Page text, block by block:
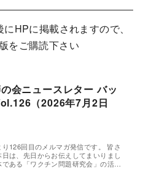
HPに掲載されますので、
をご購読下さい
会ニュースレター バッ
（2026年7月2日
126回目のメルマガ発信です。 皆さ
は、先日からお伝えしてまいりまし
ある「ワクチン問題研究会」の活…